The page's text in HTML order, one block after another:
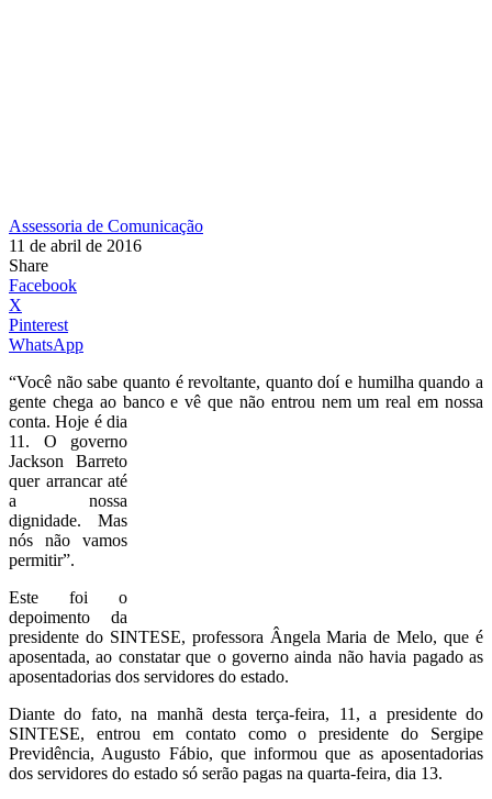
Assessoria de Comunicação
11 de abril de 2016
Share
Facebook
X
Pinterest
WhatsApp
“Você não sabe quanto é revoltante, quanto doí e humilha quando a
gente chega ao banco e vê que não entrou nem um real em nossa
conta. Hoje é dia
11. O governo
Jackson Barreto
quer arrancar até
a nossa
dignidade. Mas
nós não vamos
permitir”.
Este foi o
depoimento da
presidente do SINTESE, professora Ângela Maria de Melo, que é
aposentada, ao constatar que o governo ainda não havia pagado as
aposentadorias dos servidores do estado.
Diante do fato, na manhã desta terça-feira, 11, a presidente do
SINTESE, entrou em contato como o presidente do Sergipe
Previdência, Augusto Fábio, que informou que as aposentadorias
dos servidores do estado só serão pagas na quarta-feira, dia 13.